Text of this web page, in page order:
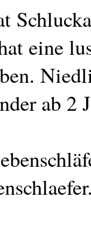
eine
ab 2